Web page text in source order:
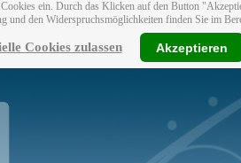
ein. Durch das Klicken auf den Button
und den Widerspruchsmöglichkeiten finden Sie im
Cookies zulassen Akzeptieren